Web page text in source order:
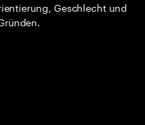
Geschlecht und